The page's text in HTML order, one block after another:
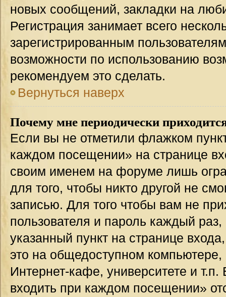
новых сообщений, закладки на
Регистрация занимает всего
зарегистрированным
возможности по использованию
рекомендуем это сделать.
Вернуться наверх
Почему мне периодически
Если вы не отметили флажком
каждом посещении» на странице
своим именем на форуме лишь
для того, чтобы никто другой не
записью. Для того чтобы вам не
пользователя и пароль каждый
указанный пункт на странице
это на общедоступном
Интернет-кафе, университете и т.п.
входить при каждом посещении»